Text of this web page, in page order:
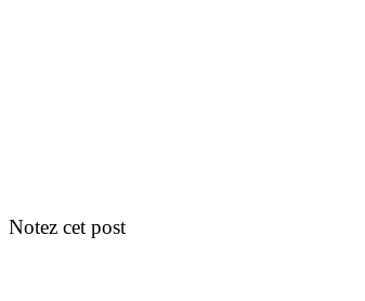
Notez cet post